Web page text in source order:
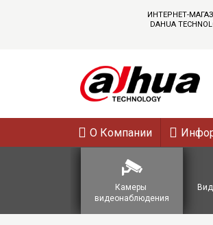
ИНТЕРНЕТ-
DAHUA
О Компании
Камеры
видеонаблюдения